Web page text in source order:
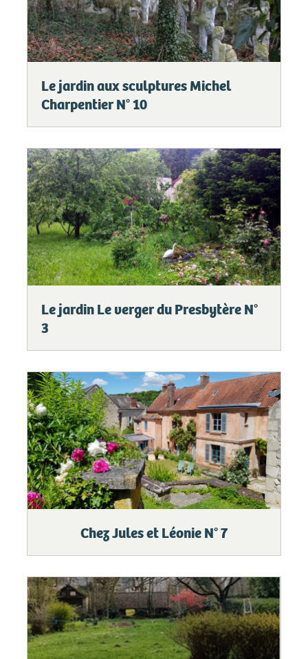
Le jardin aux sculptures Michel
Charpentier N° 10
Le jardin Le verger du Presbytère N°
3
Chez Jules et Léonie N° 7